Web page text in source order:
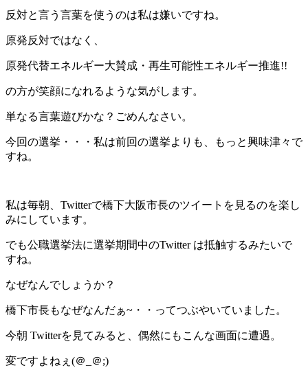
反対と言う言葉を使うのは私は嫌いですね。
原発反対ではなく、
原発代替エネルギー大賛成・再生可能性エネルギー推進!!
の方が笑顔になれるような気がします。
単なる言葉遊びかな？ごめんなさい。
今回の選挙・・・私は前回の選挙よりも、もっと興味津々で
すね。
私は毎朝、Twitterで橋下大阪市長のツイートを見るのを楽し
みにしています。
でも公職選挙法に選挙期間中のTwitter は抵触するみたいで
すね。
なぜなんでしょうか？
橋下市長もなぜなんだぁ~・・ってつぶやいていました。
今朝 Twitterを見てみると、偶然にもこんな画面に遭遇。
変ですよねぇ(＠_＠;)